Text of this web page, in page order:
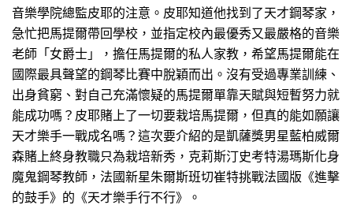
音樂學院總監皮耶的注意。皮耶知道他找到了天才鋼琴家，
急忙把馬提爾帶回學校，並指定校內最優秀又最嚴格的音樂
老師「女爵士」，擔任馬提爾的私人家教，希望馬提爾能在
國際最具聲望的鋼琴比賽中脫穎而出。沒有受過專業訓練、
出身貧窮、對自己充滿懷疑的馬提爾單靠天賦與短暫努力就
能成功嗎？皮耶賭上了一切要栽培馬提爾，但真的能如願讓
天才樂手一戰成名嗎？這次要介紹的是凱薩獎男星藍柏威爾
森賭上終身教職只為栽培新秀，克莉斯汀史考特湯瑪斯化身
魔鬼鋼琴教師，法國新星朱爾斯班切崔特挑戰法國版《進擊
的鼓手》的《天才樂手行不行》。